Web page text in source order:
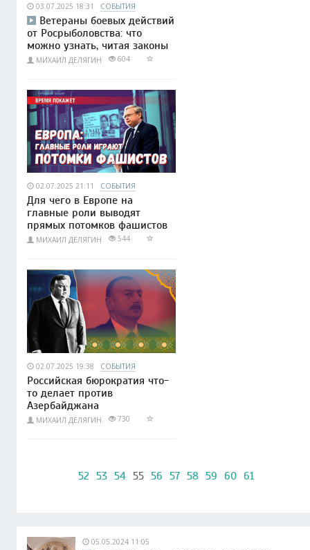
03.07.2025 18:31 СОБЫТИЯ
Ветераны боевых действий
от Росрыболовства: что
можно узнать, читая законы
МИХАИЛ ДЕЛЯГИН 604
02.07.2025 21:11 СОБЫТИЯ
Для чего в Европе на
главные роли выводят
прямых потомков фашистов
МИХАИЛ ДЕЛЯГИН 544
02.07.2025 19:38 СОБЫТИЯ
Российская бюрократия что-
то делает против
Азербайджана
МИХАИЛ ДЕЛЯГИН 730
52 53 54 55 56 57 58 59 60 61
05.05.2024 11:05